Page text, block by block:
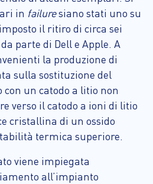
in failuresiano stati uno su
il ritiro di circa sei
parte di Dell e Apple. A
la produzione di
sulla sostituzione del
un catodo a litio non
verso il catodo a ioni di litio
cristallina di un ossido
termica superiore.
viene impiegata
all’impianto